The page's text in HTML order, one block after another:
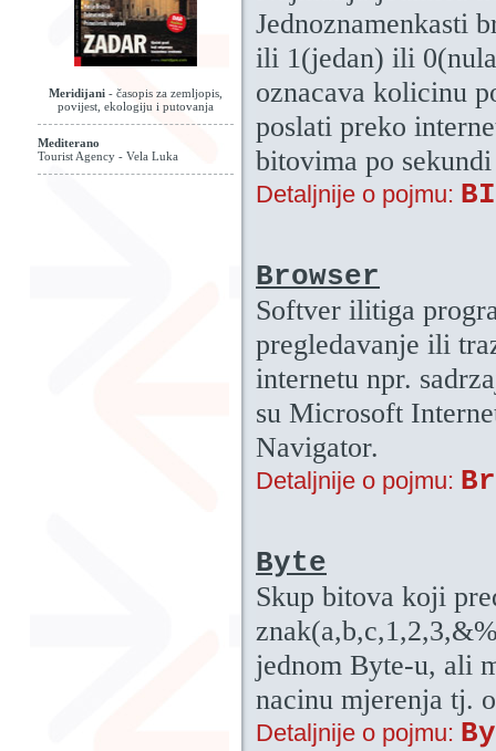
Meridijani - časopis za zemljopis,
povijest, ekologiju i putovanja
Mediterano
Tourist Agency - Vela Luka
Jednoznamenkasti
ili 1(jedan) ili
oznacava kolicinu
poslati preko
bitovima po
Detaljnije o pojmu:
Browser
Softver ilitiga
pregledavanje ili
internetu npr.
su Microsoft
Navigator.
Detaljnije o pojmu:
Byte
Skup bitova koji
jednom Byte-u, ali
nacinu mjerenja tj.
Detaljnije o pojmu: